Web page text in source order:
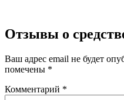
Отзывы о
Ваш адрес email не будет
помечены *
Комментарий *